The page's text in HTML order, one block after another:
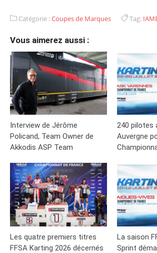
Catégorie :Coupes de Marques Tag:
Vous aimerez aussi :
Interview de Jérôme
Policand, Team Owner de
Akkodis ASP Team
240 pilotes
Auvergne
Les quatre premiers titres
FFSA Karting 2026 décernés
La saison
Sprint